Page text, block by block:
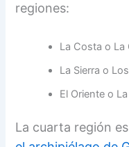
regiones:
La Costa o La
La Sierra o
El Oriente o
La cuarta región